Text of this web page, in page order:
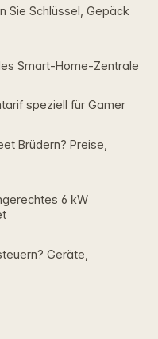
Sie Schlüssel, Gepäck
Smart‑Home‑Zentrale
speziell für Gamer
Brüdern? Preise,
6 kW
Geräte,